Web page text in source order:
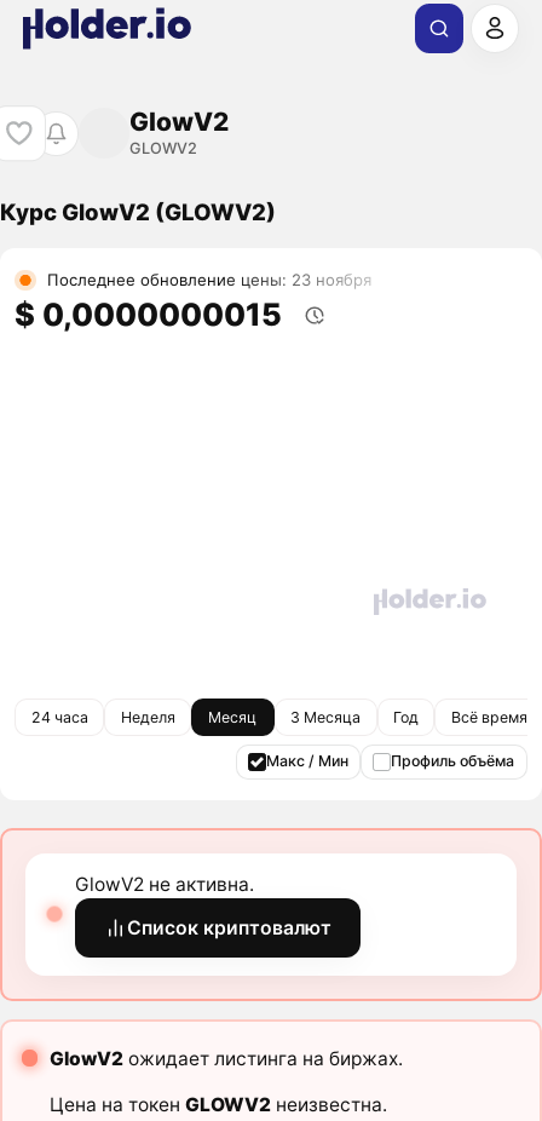
GlowV2
GLOWV2
Курс GlowV2 (GLOWV2)
Последнее обновление цены: 23 ноября
$ 0,0000000015
24 часа Неделя Месяц 3 Месяца Год Всё время
Макс / Мин Профиль объёма
GlowV2 не активна.
Список криптовалют
GlowV2ожидает листинга на биржах.
Цена на токен GLOWV2неизвестна.